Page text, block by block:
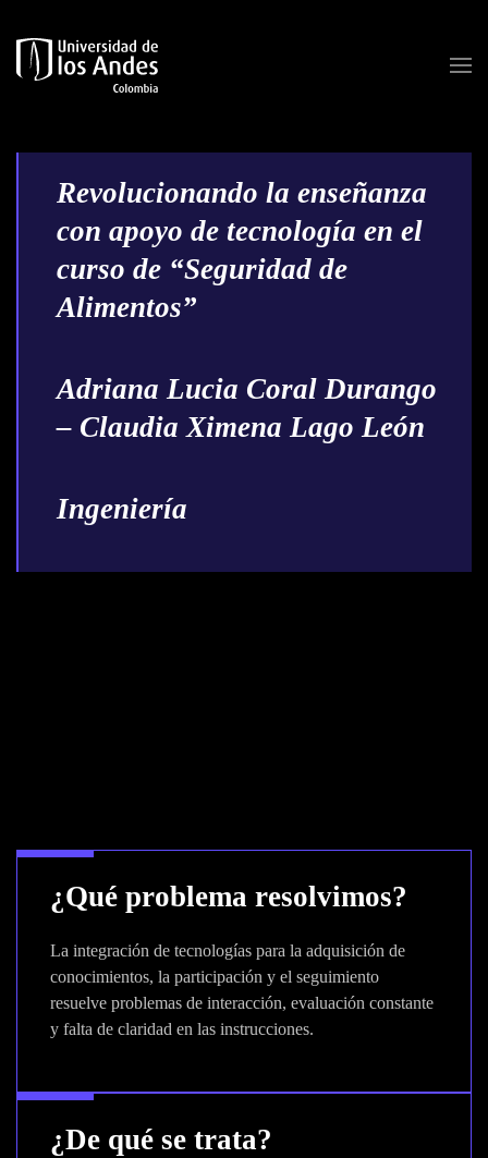
Skip to main content
Revolucionando la enseñanza
con apoyo de tecnología en el
curso de “Seguridad de
Alimentos”
Adriana Lucia Coral Durango
– Claudia Ximena Lago León
Ingeniería
¿Qué problema resolvimos?
La integración de tecnologías para la adquisición de
conocimientos, la participación y el seguimiento
resuelve problemas de interacción, evaluación constante
y falta de claridad en las instrucciones.
¿De qué se trata?